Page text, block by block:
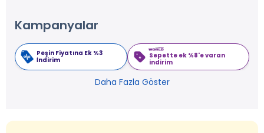
Kampanyalar
Peşin Fiyatına Ek %3
İndirim
Sepette ek %8'e varan
indirim
Daha Fazla Göster